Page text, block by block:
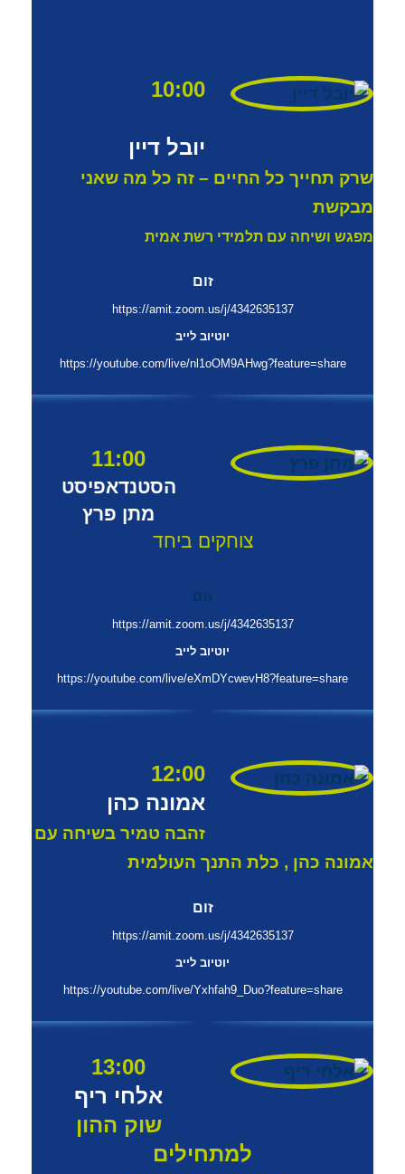
10:00
יובל דיין
שרק תחייך כל החיים – זה כל מה שאני
מבקשת
מפגש ושיחה עם תלמידי רשת אמית
זום
https://amit.zoom.us/j/4342635137
יוטיוב לייב
https://youtube.com/live/nl1oOM9AHwg?feature=share
11:00
הסטנדאפיסט
מתן פרץ
צוחקים ביחד
זום
https://amit.zoom.us/j/4342635137
יוטיוב לייב
https://youtube.com/live/eXmDYcwevH8?feature=share
12:00
אמונה כהן
זהבה טמיר בשיחה עם
אמונה כהן , כלת התנך העולמית
זום
https://amit.zoom.us/j/4342635137
יוטיוב לייב
https://youtube.com/live/Yxhfah9_Duo?feature=share
13:00
אלחי ריף
שוק ההון
למתחילים